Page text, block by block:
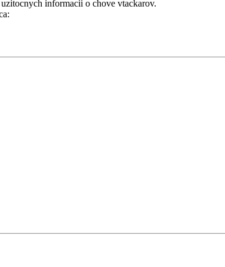
informacii o chove vtackarov.